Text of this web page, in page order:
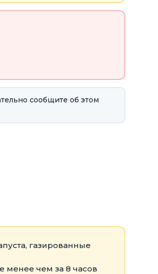
сообщите об этом
газированные
менее чем за 8 часов